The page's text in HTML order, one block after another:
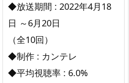
時
『恋
な
ん
て、
◆放送期間 : 2022年4月18
日 ～6月20日
（全10回）
◆制作 : カンテレ
◆平均視聴率 : 6.0%